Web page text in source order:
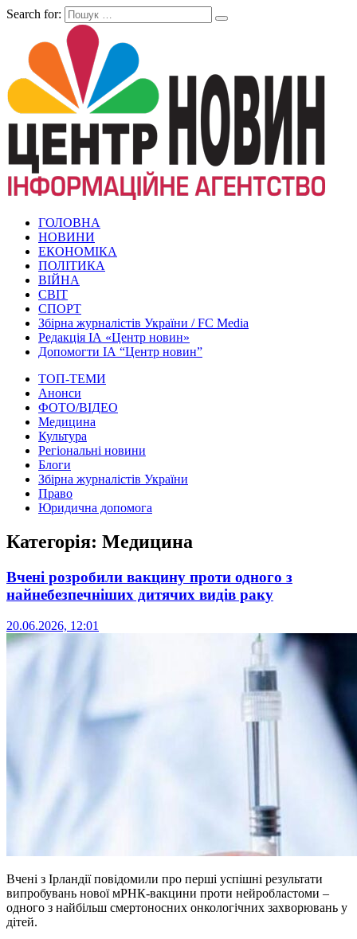
Search for:
ГОЛОВНА
НОВИНИ
ЕКОНОМІКА
ПОЛІТИКА
ВІЙНА
СВІТ
СПОРТ
Збірна журналістів України / FC Media
Редакція ІА «Центр новин»
Допомогти ІА “Центр новин”
ТОП-ТЕМИ
Анонси
ФОТО/ВІДЕО
Медицина
Культура
Регіональні новини
Блоги
Збірна журналістів України
Право
Юридична допомога
Категорія: Медицина
Вчені розробили вакцину проти одного з
найнебезпечніших дитячих видів раку
20.06.2026, 12:01
Вчені з Ірландії повідомили про перші успішні результати
випробувань нової мРНК-вакцини проти нейробластоми –
одного з найбільш смертоносних онкологічних захворювань у
дітей.